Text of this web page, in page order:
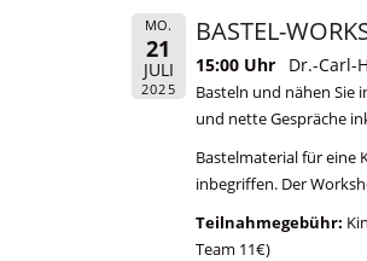
MO.
21
JULI
2025
BASTEL-
15:00 Uhr Dr.-Carl-
Basteln und nähen Sie
und nette Gespräche
Bastelmaterial für eine
inbegriffen. Der
Teilnahmegebühr:
Team 11€)